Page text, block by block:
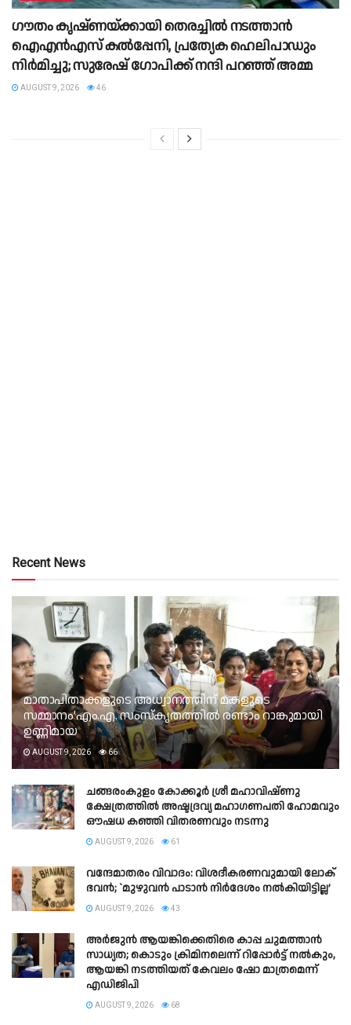
ഗൗതം കൃഷ്ണയ്ക്കായി തെരച്ചിൽ നടത്താൻ
ഐഎൻഎസ് കൽപ്പേനി, പ്രത്യേക ഹെലിപാഡും
നിർമിച്ചു; സുരേഷ് ഗോപിക്ക് നന്ദി പറഞ്ഞ് അമ്മ
AUGUST 9, 2026 46
Recent News
മാതാപിതാക്കളുടെ അധ്വാനത്തിന് മകളുടെ
സമ്മാനം’എം.എ. സംസ്കൃതത്തിൽ രണ്ടാം റാങ്കുമായി
ഉണ്ണിമായ
AUGUST 9, 2026 66
ചങ്ങരംകുളം കോക്കൂർ ശ്രീ മഹാവിഷ്ണു
ക്ഷേത്രത്തിൽ അഷ്ടദ്രവ്യ മഹാഗണപതി ഹോമവും
ഔഷധ കഞ്ഞി വിതരണവും നടന്നു
AUGUST 9, 2026 61
വന്ദേമാതരം വിവാദം: വിശദീകരണവുമായി ലോക്
ഭവൻ; `മുഴുവൻ പാടാൻ നിർദേശം നൽകിയിട്ടില്ല’
AUGUST 9, 2026 43
അർജുൻ ആയങ്കിക്കെതിരെ കാപ്പ ചുമത്താൻ
സാധ്യത; കൊടും ക്രിമിനലെന്ന് റിപ്പോർട്ട് നൽകും,
ആയങ്കി നടത്തിയത് കേവലം ഷോ മാത്രമെന്ന്
എഡിജിപി
AUGUST 9, 2026 68